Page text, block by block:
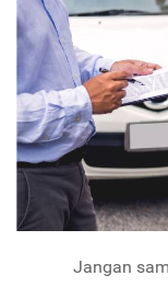
Jangan